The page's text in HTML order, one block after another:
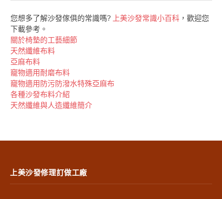
您想多了解沙發傢俱的常識嗎? 上美沙發常識小百科 ，歡迎您
下載參考。
關於椅墊的工藝細節
天然纖維布料
亞麻布料
竉物適用耐磨布料
竉物適用防污防潑水特殊亞麻布
各種沙發布料介紹
天然纖維與人造纖維簡介
上美沙發修理訂做工廠